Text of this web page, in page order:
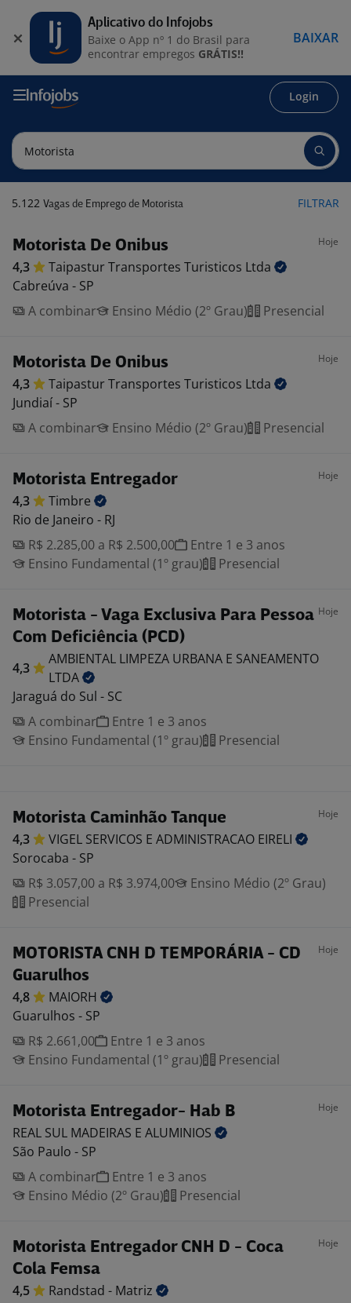
Login
5.122 Vagas de Emprego de Motorista FILTRAR
Motorista De Onibus Hoje
4,3 Taipastur Transportes Turisticos Ltda
Cabreúva - SP
A combinar
Ensino Médio (2º Grau) Presencial
Motorista De Onibus Hoje
4,3 Taipastur Transportes Turisticos Ltda
Jundiaí - SP
A combinar
Ensino Médio (2º Grau) Presencial
Motorista Entregador Hoje
4,3
Timbre
Rio de Janeiro - RJ
R$ 2.285,00 a R$ 2.500,00
Entre 1 e 3 anos
Ensino Fundamental (1º grau)
Presencial
Motorista - Vaga Exclusiva Para Pessoa
Com Deficiência (PCD)
Hoje
4,3
AMBIENTAL LIMPEZA URBANA E SANEAMENTO
LTDA
Jaraguá do Sul - SC
A combinar
Entre 1 e 3 anos
Ensino Fundamental (1º grau)
Presencial
Motorista Caminhão Tanque Hoje
4,3 VIGEL SERVICOS E ADMINISTRACAO EIRELI
Sorocaba - SP
R$ 3.057,00 a R$ 3.974,00
Ensino Médio (2º Grau)
Presencial
MOTORISTA CNH D TEMPORÁRIA - CD
Guarulhos
Hoje
4,8
MAIORH
Guarulhos - SP
R$ 2.661,00
Entre 1 e 3 anos
Ensino Fundamental (1º grau)
Presencial
Motorista Entregador- Hab B Hoje
REAL SUL MADEIRAS E ALUMINIOS
São Paulo - SP
A combinar
Entre 1 e 3 anos
Ensino Médio (2º Grau)
Presencial
Motorista Entregador CNH D - Coca
Cola Femsa
Hoje
4,5 Randstad - Matriz
Aplicativo do Infojobs
Baixe o App nº 1 do Brasil para
encontrar empregos GRÁTIS!!
BAIXAR